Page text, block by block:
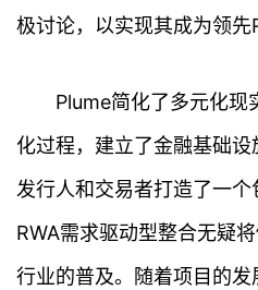
百
极讨论，以实现其成为领先
Plume简化了多元化现
化过程，建立了金融基础
发行人和交易者打造了一个
RWA需求驱动型整合无疑
行业的普及。随着项目的